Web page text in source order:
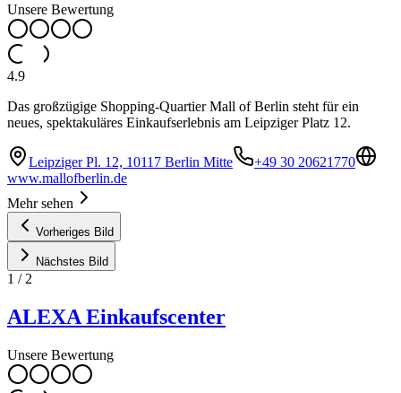
Unsere Bewertung
4.9
Das großzügige Shopping-Quartier Mall of Berlin steht für ein
neues, spektakuläres Einkaufserlebnis am Leipziger Platz 12.
Leipziger Pl. 12, 10117 Berlin Mitte
+49 30 20621770
www.mallofberlin.de
Mehr sehen
Vorheriges Bild
Nächstes Bild
1 / 2
ALEXA Einkaufscenter
Unsere Bewertung